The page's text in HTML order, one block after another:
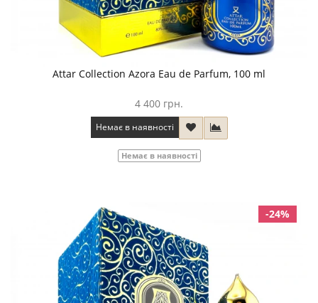
Attar Collection Azora Eau de Parfum, 100 ml
4 400 грн.
Немає в наявності
Немає в наявності
-24%